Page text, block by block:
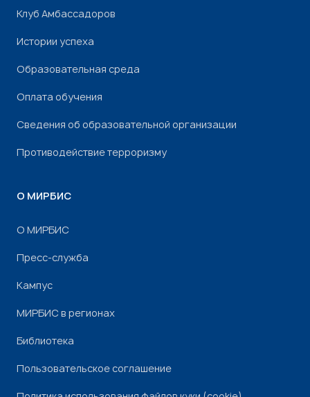
Клуб Амбассадоров
Истории успеха
Образовательная среда
Оплата обучения
Сведения об образовательной организации
Противодействие терроризму
О МИРБИС
О МИРБИС
Пресс-служба
Кампус
МИРБИС в регионах
Библиотека
Пользовательское соглашение